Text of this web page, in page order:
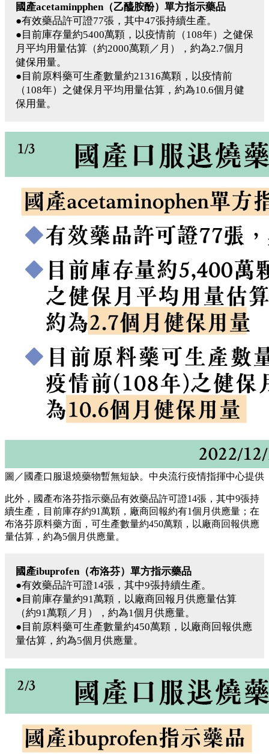
國產acetaminpphen（乙醯胺酚）單方指示藥品
●有效藥品許可證77張，其中47張持續生產。
●目前庫存量約5400萬顆，以疫情前（108年）之健保
月平均用量估算（約2000萬顆／月），約為2.7個月
健保用量。
●目前原料藥可生產數量約21316萬顆，以疫情前
（108年）之健保月平均用量估算，約為10.6個月健
保用量。
圖／國產口服退燒藥物暫無短缺。中央流行疫情指揮中心提供
此外，國產布洛芬指示藥品有效藥品許可證14張，其中9張持
續生產，目前庫存約91萬顆，廠商回報約有1個月供應量；在
布洛芬原料藥方面，可生產數量約450萬顆，以廠商回報供應
量估算，約為5個月供應量。
國產ibuprofen（布洛芬）單方指示藥品
●有效藥品許可證14張，其中9張持續生產。
●目前庫存量約91萬顆，以廠商回報月供應量估算
（約91萬顆／月），約為1個月供應量。
●目前原料藥可生產數量約450萬顆，以廠商回報供應
量估算，約為5個月供應量。